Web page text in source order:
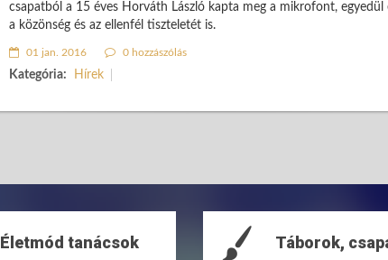
csapatból a 15 éves Horváth László kapta meg a mikrofont,
a közönség és az ellenfél tiszteletét is.
01 jan. 2016 0 hozzászólás
Kategória: Hírek
Életmód tanácsok Táborok,